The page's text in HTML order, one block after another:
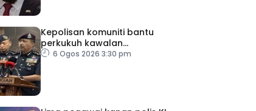
Kepolisan komuniti bantu
perkukuh kawalan
sempadan, kekang
6 Ogos 2026 3:30 pm